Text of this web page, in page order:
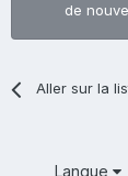
de
Aller sur la
Langue